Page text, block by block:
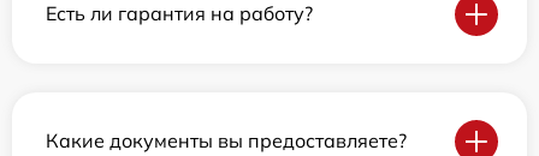
Есть ли гарантия на работу?
Какие документы вы предоставляете?